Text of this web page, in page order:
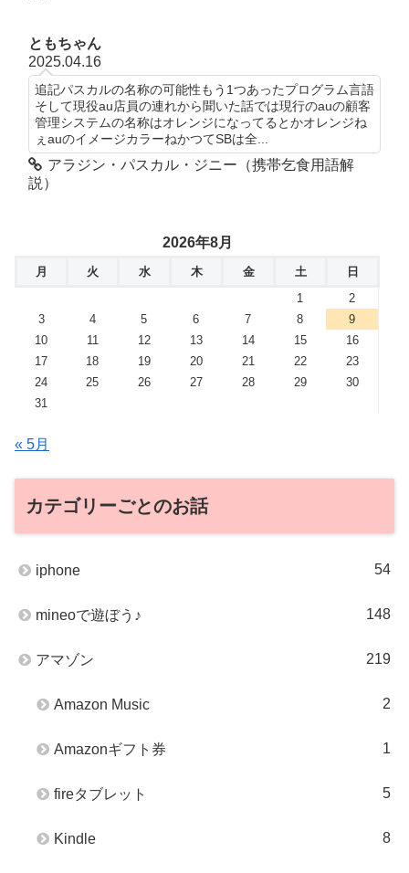
ともちゃん
2025.04.16
追記パスカルの名称の可能性もう1つあったプログラム言語
そして現役au店員の連れから聞いた話では現行のauの顧客
管理システムの名称はオレンジになってるとかオレンジね
ぇauのイメージカラーねかつてSBは全...
アラジン・パスカル・ジニー（携帯乞食用語解
説）
2026年8月
月 火 水 木 金 土
日
1
2
3
4 5 6 7 8
9
10
11 12 13 14 15
16
17
18 19 20 21 22
23
24
25 26 27 28 29
30
31
« 5月
カテゴリーごとのお話
iphone 54
mineoで遊ぼう♪ 148
アマゾン 219
Amazon Music 2
Amazonギフト券 1
fireタブレット 5
Kindle 8